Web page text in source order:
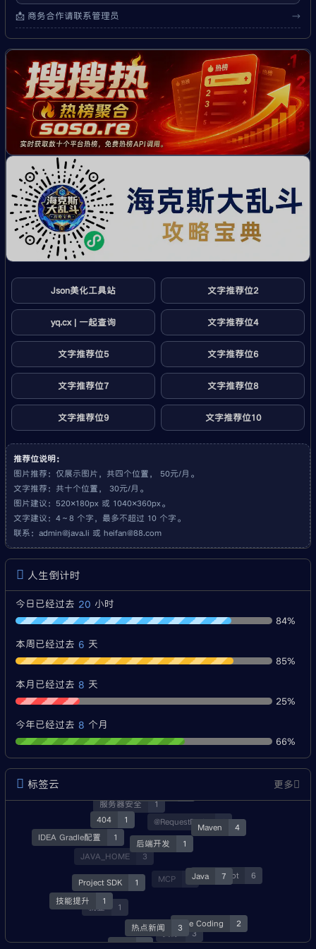
📩 商务合作请联系管理员 →
Json美化工具站 文字推荐位2
yq.cx | 一起查询 文字推荐位4
文字推荐位5 文字推荐位6
文字推荐位7 文字推荐位8
文字推荐位9 文字推荐位10
推荐位说明：
图片推荐：仅展示图片，共四个位置， 50元/月。
文字推荐：共十个位置， 30元/月。
图片建议：520×180px 或 1040×360px。
文字建议：4～8 个字，最多不超过 10 个字。
联系： admin@java.li 或 heifan@88.com
人生倒计时
今日已经过去 20 小时
84%
本周已经过去 6 天
85%
本月已经过去 8 天
25%
今年已经过去 8 个月
66%
标签云 更多
后端开发 1
Java 7
Maven 4
404 1
Project SDK 1
热点新闻 3
Vibe Coding 2
SpringBoot 6
@RequestBody
服务器安全 1
IDEA Gradle配置 1
技能提升 1
Skill 1
资源 3
MCP
JAVA_HOME 3
就业 1